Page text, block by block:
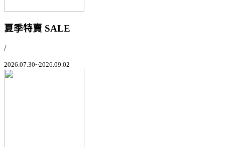
夏季特賣 SALE
/
2026.07.30~2026.09.02